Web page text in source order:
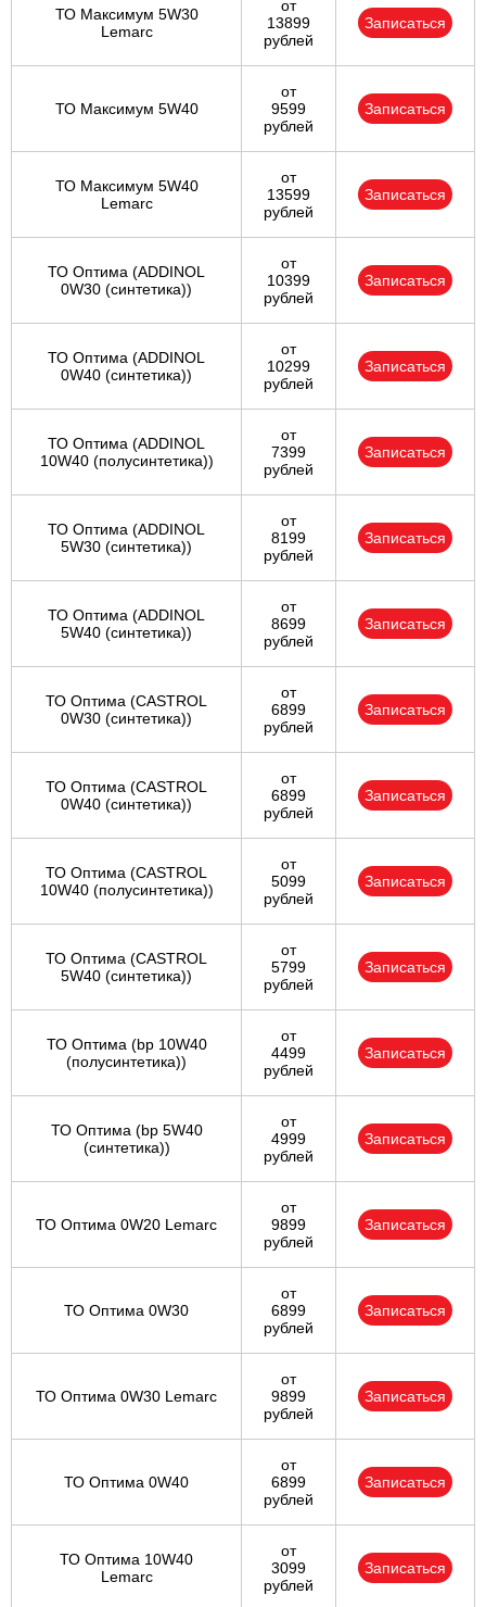
ТО Максимум 5W30
Lemarc
от
13899
рублей
Записаться
ТО Максимум 5W40
от
9599
рублей
Записаться
ТО Максимум 5W40
Lemarc
от
13599
рублей
Записаться
ТО Оптима (ADDINOL
0W30 (синтетика))
от
10399
рублей
Записаться
ТО Оптима (ADDINOL
0W40 (синтетика))
от
10299
рублей
Записаться
ТО Оптима (ADDINOL
10W40 (полусинтетика))
от
7399
рублей
Записаться
ТО Оптима (ADDINOL
5W30 (синтетика))
от
8199
рублей
Записаться
ТО Оптима (ADDINOL
5W40 (синтетика))
от
8699
рублей
Записаться
ТО Оптима (CASTROL
0W30 (синтетика))
от
6899
рублей
Записаться
ТО Оптима (CASTROL
0W40 (синтетика))
от
6899
рублей
Записаться
ТО Оптима (CASTROL
10W40 (полусинтетика))
от
5099
рублей
Записаться
ТО Оптима (CASTROL
5W40 (синтетика))
от
5799
рублей
Записаться
ТО Оптима (bp 10W40
(полусинтетика))
от
4499
рублей
Записаться
ТО Оптима (bp 5W40
(синтетика))
от
4999
рублей
Записаться
ТО Оптима 0W20 Lemarc
от
9899
рублей
Записаться
ТО Оптима 0W30
от
6899
рублей
Записаться
ТО Оптима 0W30 Lemarc
от
9899
рублей
Записаться
ТО Оптима 0W40
от
6899
рублей
Записаться
ТО Оптима 10W40
Lemarc
от
3099
рублей
Записаться